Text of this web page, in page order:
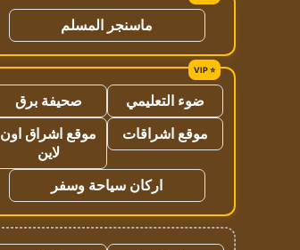
ماسنجر المسلم
ضوء التعليمي
صحيفة برق
موقع اشراقات
موقع اشراق اون
لاين
اركان سياحة وسفر